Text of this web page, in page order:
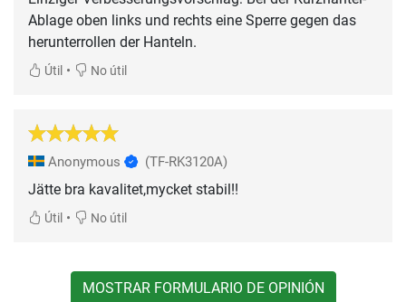
Ablage oben links und rechts eine Sperre gegen das
herunterrollen der Hanteln.
Útil • No útil
Anonymous (TF-RK3120A)
Jätte bra kavalitet,mycket stabil!!
Útil • No útil
MOSTRAR FORMULARIO DE OPINIÓN